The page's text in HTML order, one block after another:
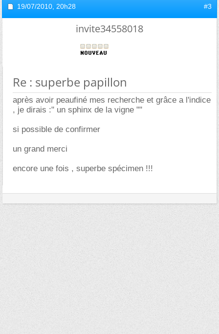
19/07/2010, 20h28 #3
invite34558018
Re : superbe papillon
après avoir peaufiné mes recherche et grâce a l'indice
, je dirais :" un sphinx de la vigne ""
si possible de confirmer
un grand merci
encore une fois , superbe spécimen !!!